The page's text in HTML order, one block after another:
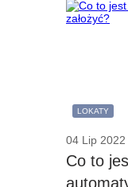
LOKATY
04 Lip 2022
Co to